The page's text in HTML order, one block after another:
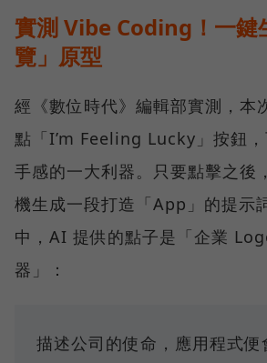
實測 Vibe Coding！一鍵
覽」原型
經《數位時代》編輯部實測，本
點「I’m Feeling Lucky」按鈕
手感的一大利器。只要點擊之後
機生成一段打造「App」的提示
中，AI 提供的點子是「企業
器」：
描述公司的使命，應用程式便